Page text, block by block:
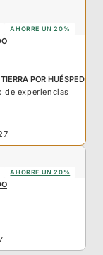
AHORRE UN 20%
POR HUÉSPED
de experiencias
AHORRE UN 20%